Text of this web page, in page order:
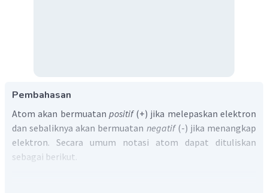
Pembahasan
Atom akan bermuatan positif(+) jika melepaskan elektron
dan sebaliknya akan bermuatan negatif(-) jika menangkap
elektron. Secara umum notasi atom dapat dituliskan
sebagai berikut.